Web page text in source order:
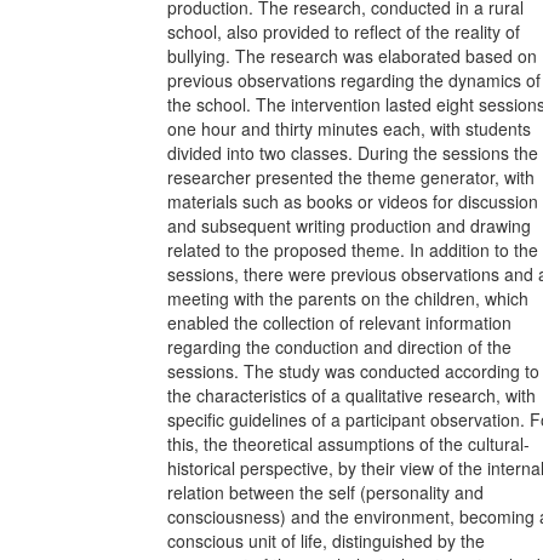
production. The research, conducted in a rural
school, also provided to reflect of the reality of
bullying. The research was elaborated based on
previous observations regarding the dynamics of
the school. The intervention lasted eight
one hour and thirty minutes each, with students
divided into two classes. During the sessions the
researcher presented the theme generator, with
materials such as books or videos for discussion
and subsequent writing production and drawing
related to the proposed theme. In addition to the
sessions, there were previous observations and
meeting with the parents on the children, which
enabled the collection of relevant information
regarding the conduction and direction of the
sessions. The study was conducted according to
the characteristics of a qualitative research, with
specific guidelines of a participant observation.
this, the theoretical assumptions of the cultural-
historical perspective, by their view of the internal
relation between the self (personality and
consciousness) and the environment, becoming
conscious unit of life, distinguished by the